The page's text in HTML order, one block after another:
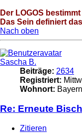
Der LOGOS
Das Sein definiert
Nach oben
Sascha B.
Beiträge: 2634
Registriert:
Wohnort: Bayern
Re: Erneute
Zitieren